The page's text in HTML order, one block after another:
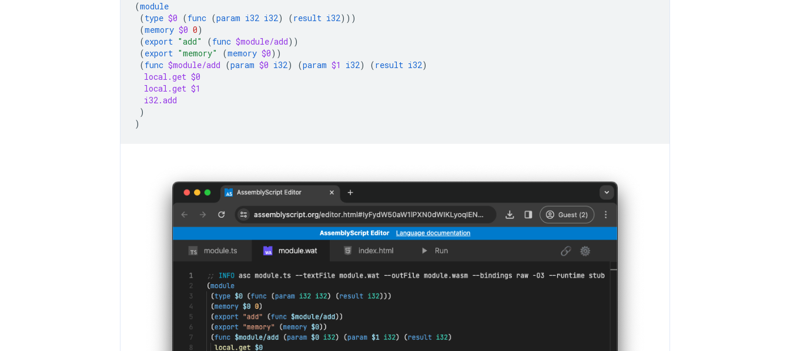
(module
(type $0 (func (param i32 i32) (result i32)))
(memory $0 0)
(export "add" (func $module/add))
(export "memory" (memory $0))
(func $module/add (param $0 i32) (param $1 i32) (result i32)
local.get $0
local.get $1
i32.add
)
)